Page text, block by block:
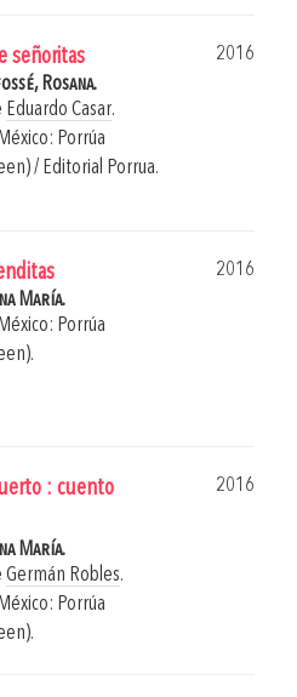
señoritas
2016
Rosana.
Eduardo Casar.
Porrúa
/ Editorial Porrua.
2016
María.
Porrúa
: cuento
2016
María.
Germán Robles.
Porrúa